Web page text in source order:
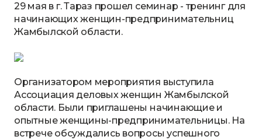
29 мая в г. Тараз прошел семинар - тренинг для
начинающих женщин-предпринимательниц
Жамбылской области.
Организатором мероприятия выступила
Ассоциация деловых женщин Жамбылской
области. Были приглашены начинающие и
опытные женщины-предпринимательницы. На
встрече обсуждались вопросы успешного